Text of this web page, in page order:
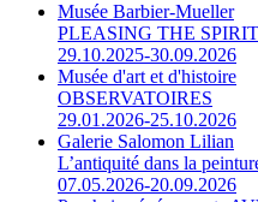
Musée Barbier-Mueller
PLEASING THE
29.10.2025-30.09.2026
Musée d'art et d'histoire
OBSERVATOIRES
29.01.2026-25.10.2026
Galerie Salomon Lilian
L’antiquité dans la
07.05.2026-20.09.2026